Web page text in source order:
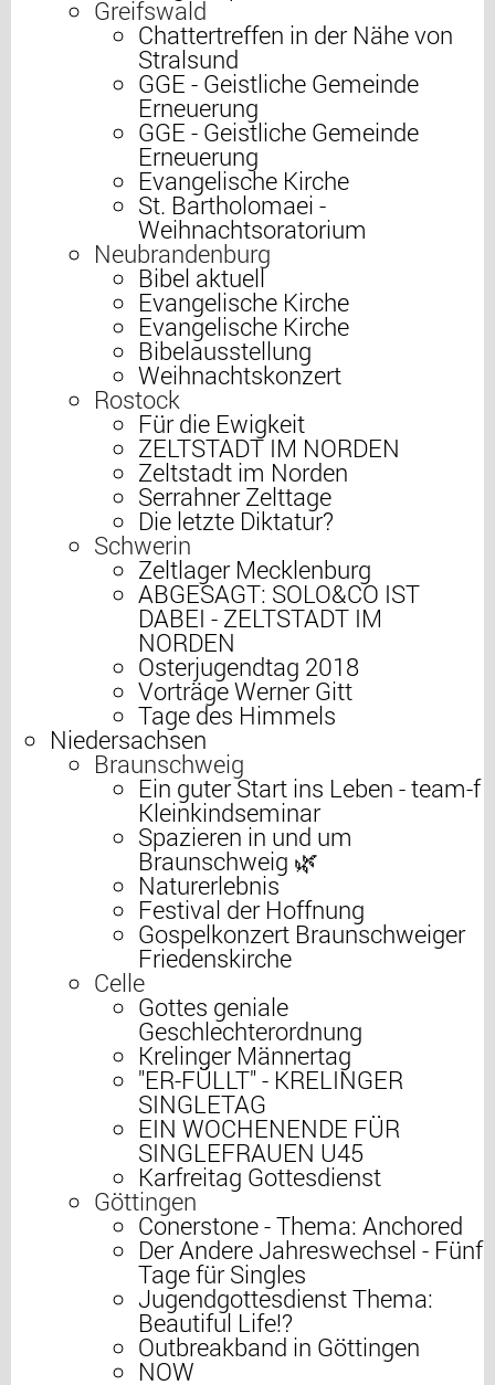
Greifswald
Chattertreffen in der Nähe von
Stralsund
GGE - Geistliche Gemeinde
Erneuerung
GGE - Geistliche Gemeinde
Erneuerung
Evangelische Kirche
St. Bartholomaei -
Weihnachtsoratorium
Neubrandenburg
Bibel aktuell
Evangelische Kirche
Evangelische Kirche
Bibelausstellung
Weihnachtskonzert
Rostock
Für die Ewigkeit
ZELTSTADT IM NORDEN
Zeltstadt im Norden
Serrahner Zelttage
Die letzte Diktatur?
Schwerin
Zeltlager Mecklenburg
ABGESAGT: SOLO&CO IST
DABEI - ZELTSTADT IM
NORDEN
Osterjugendtag 2018
Vorträge Werner Gitt
Tage des Himmels
Niedersachsen
Braunschweig
Ein guter Start ins Leben - team-f
Kleinkindseminar
Spazieren in und um
Braunschweig 🌿
Naturerlebnis
Festival der Hoffnung
Gospelkonzert Braunschweiger
Friedenskirche
Celle
Gottes geniale
Geschlechterordnung
Krelinger Männertag
"ER-FÜLLT" - KRELINGER
SINGLETAG
EIN WOCHENENDE FÜR
SINGLEFRAUEN U45
Karfreitag Gottesdienst
Göttingen
Conerstone - Thema: Anchored
Der Andere Jahreswechsel - Fünf
Tage für Singles
Jugendgottesdienst Thema:
Beautiful Life!?
Outbreakband in Göttingen
NOW